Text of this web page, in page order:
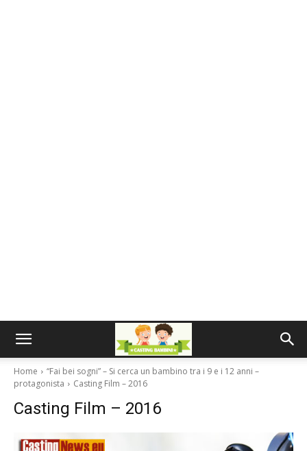
Home
“Fai bei sogni” – Si cerca un bambino tra i 9 e i 12 anni –
protagonista
Casting Film – 2016
Casting Film – 2016